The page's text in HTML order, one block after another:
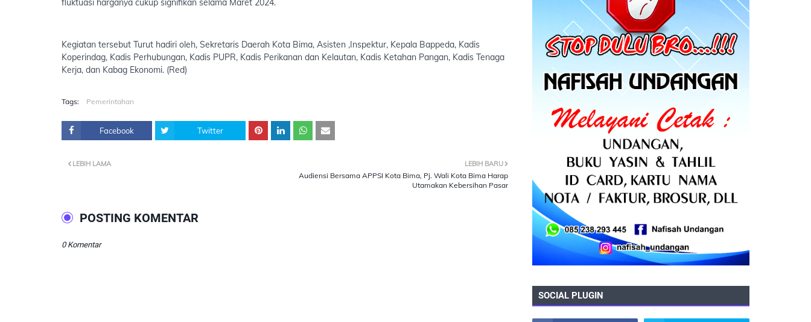
fluktuasi harganya cukup signifikan selama Maret 2024.
Kegiatan tersebut Turut hadiri oleh, Sekretaris Daerah Kota Bima, Asisten ,Inspektur, Kepala Bappeda, Kadis
Koperindag, Kadis Perhubungan, Kadis PUPR, Kadis Perikanan dan Kelautan, Kadis Ketahan Pangan, Kadis Tenaga
Kerja, dan Kabag Ekonomi. (Red)
Tags: Pemerintahan
Facebook Twitter
LEBIH BARU
Audiensi Bersama APPSI Kota Bima, Pj. Wali Kota Bima Harap
Utamakan Kebersihan Pasar
LEBIH LAMA
POSTING KOMENTAR
0 Komentar
SOCIAL PLUGIN